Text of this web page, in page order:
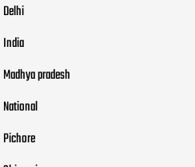
Delhi
India
Madhya pradesh
National
Pichore